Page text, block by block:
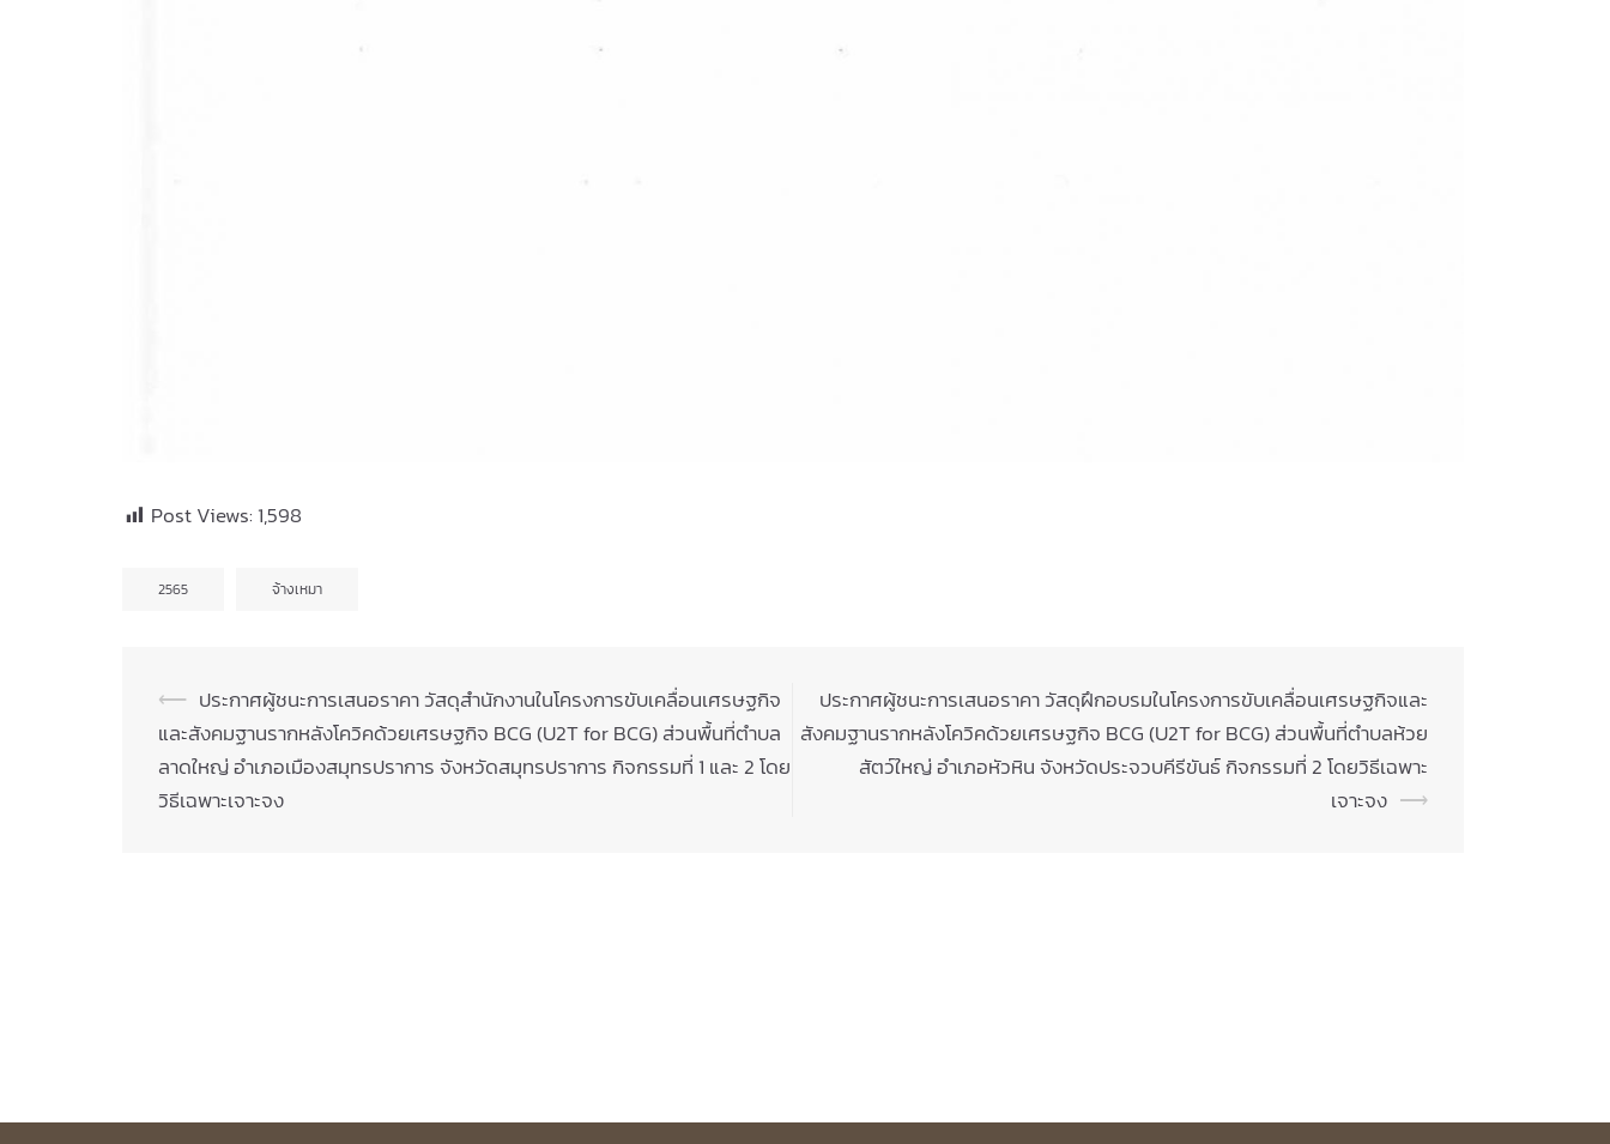
Post Views: 1,598
2565 จ้างเหมา
Post
navigation
⟵ ประกาศผู้ชนะการเสนอราคา วัสดุสำนักงานในโครงการขับเคลื่อนเศรษฐกิจ
และสังคมฐานรากหลังโควิคด้วยเศรษฐกิจ BCG (U2T for BCG) ส่วนพื้นที่ตำบล
ลาดใหญ่ อำเภอเมืองสมุทรปราการ จังหวัดสมุทรปราการ กิจกรรมที่ 1 และ 2 โดย
วิธีเฉพาะเจาะจง
ประกาศผู้ชนะการเสนอราคา วัสดุฝึกอบรมในโครงการขับเคลื่อนเศรษฐกิจและ
สังคมฐานรากหลังโควิคด้วยเศรษฐกิจ BCG (U2T for BCG) ส่วนพื้นที่ตำบลห้วย
สัตว์ใหญ่ อำเภอหัวหิน จังหวัดประจวบคีรีขันธ์ กิจกรรมที่ 2 โดยวิธีเฉพาะ
เจาะจง ⟶